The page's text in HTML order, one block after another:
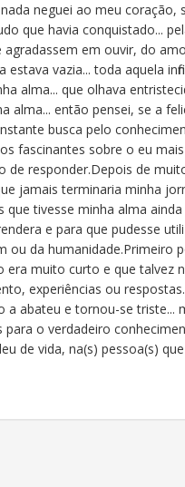
neguei ao meu
que havia conquistado...
em ouvir, do
vazia... toda aquela
que olhava
então pensei, se a
busca pelo
fascinantes sobre o eu
responder.Depois de
jamais terminaria minha
tivesse minha alma
e para que pudesse
da humanidade.Primeiro
muito curto e que talvez
experiências ou
abateu e tornou-se triste...
o verdadeiro
de vida, na(s) pessoa(s)